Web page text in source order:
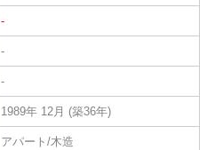
-
-
-
1989年 12月 (築36年)
アパート/木造